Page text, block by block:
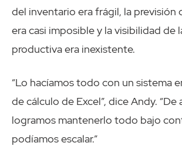
del inventario era frágil, la previsión
era casi imposible y la visibilidad de
productiva era inexistente.
“Lo hacíamos todo con un sistema
de cálculo de Excel”, dice Andy. “De
logramos mantenerlo todo bajo
podíamos escalar.”